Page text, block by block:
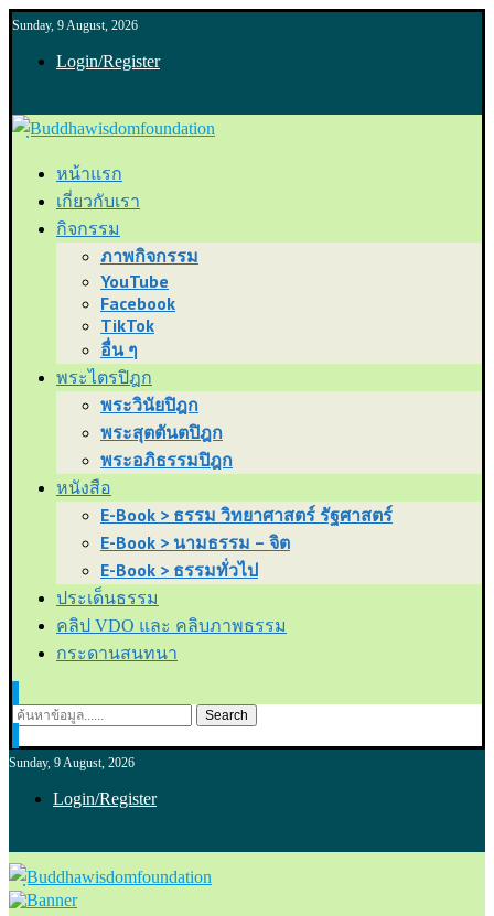
Sunday, 9 August, 2026
Login/Register
หน้าแรก
เกี่ยวกับเรา
กิจกรรม
ภาพกิจกรรม
YouTube
Facebook
TikTok
อื่น ๆ
พระไตรปิฎก
พระวินัยปิฎก
พระสุตตันตปิฎก
พระอภิธรรมปิฎก
หนังสือ
E-Book > ธรรม วิทยาศาสตร์ รัฐศาสตร์
E-Book > นามธรรม – จิต
E-Book > ธรรมทั่วไป
ประเด็นธรรม
คลิป VDO และ คลิบภาพธรรม
กระดานสนทนา
Search
Sunday, 9 August, 2026
Login/Register